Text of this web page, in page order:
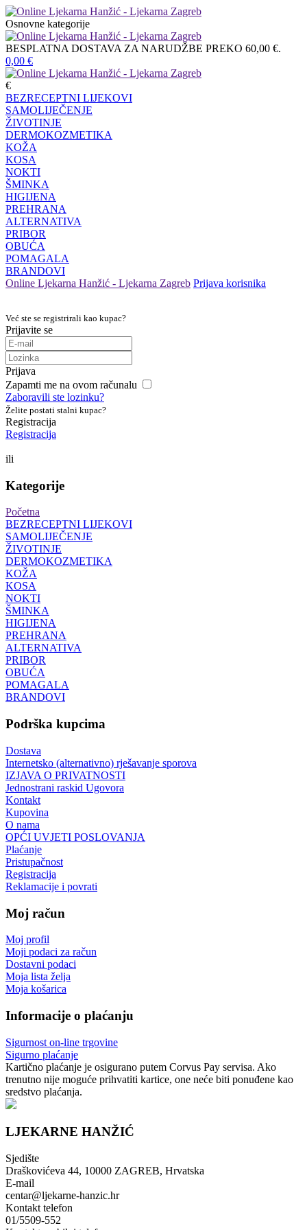
Osnovne kategorije
BESPLATNA DOSTAVA ZA NARUDŽBE PREKO 60,00 €.
0,00 €
€
BEZRECEPTNI LIJEKOVI
SAMOLIJEČENJE
ŽIVOTINJE
DERMOKOZMETIKA
KOŽA
KOSA
NOKTI
ŠMINKA
HIGIJENA
PREHRANA
ALTERNATIVA
PRIBOR
OBUĆA
POMAGALA
BRANDOVI
Online Ljekarna Hanžić - Ljekarna Zagreb Prijava korisnika
Već ste se registrirali kao kupac?
Prijavite se
Prijava
Zapamti me na ovom računalu
Zaboravili ste lozinku?
Želite postati stalni kupac?
Registracija
Registracija
ili
Kategorije
Početna
BEZRECEPTNI LIJEKOVI
SAMOLIJEČENJE
ŽIVOTINJE
DERMOKOZMETIKA
KOŽA
KOSA
NOKTI
ŠMINKA
HIGIJENA
PREHRANA
ALTERNATIVA
PRIBOR
OBUĆA
POMAGALA
BRANDOVI
Podrška kupcima
Dostava
Internetsko (alternativno) rješavanje sporova
IZJAVA O PRIVATNOSTI
Jednostrani raskid Ugovora
Kontakt
Kupovina
O nama
OPĆI UVJETI POSLOVANJA
Plaćanje
Pristupačnost
Registracija
Reklamacije i povrati
Moj račun
Moj profil
Moji podaci za račun
Dostavni podaci
Moja lista želja
Moja košarica
Informacije o plaćanju
Sigurnost on-line trgovine
Sigurno plaćanje
Kartično plaćanje je osigurano putem Corvus Pay servisa. Ako
trenutno nije moguće prihvatiti kartice, one neće biti ponuđene kao
sredstvo plaćanja.
LJEKARNE HANŽIĆ
Sjedište
Draškovićeva 44, 10000 ZAGREB, Hrvatska
E-mail
centar@ljekarne-hanzic.hr
Kontakt telefon
01/5509-552